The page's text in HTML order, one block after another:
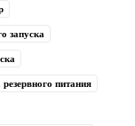
запуска
резервного питания